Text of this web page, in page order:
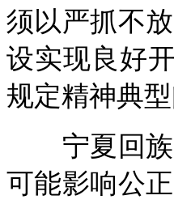
须以严抓不
设实现良好
规定精神典
宁夏回族
可能影响公